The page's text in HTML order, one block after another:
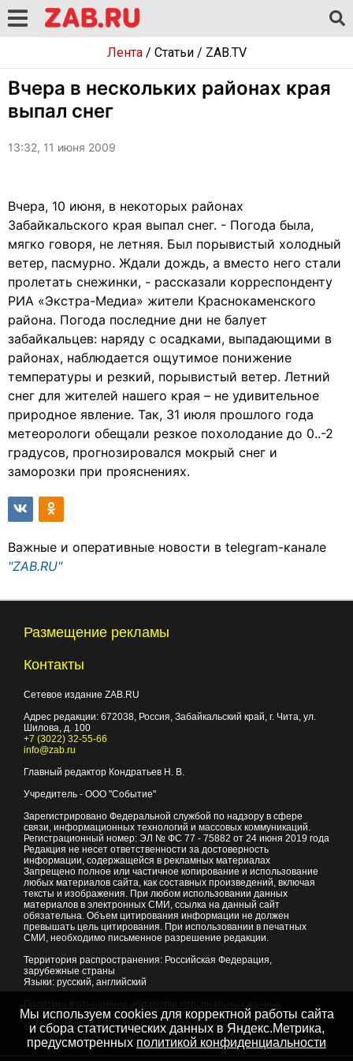
Лента/ Статьи/ ZAB.TV
Вчера в нескольких районах края
выпал снег
13:32, 11 июня 2009
Вчера, 10 июня, в некоторых районах
Забайкальского края выпал снег. - Погода была,
мягко говоря, не летняя. Был порывистый холодный
ветер, пасмурно. Ждали дождь, а вместо него стали
пролетать снежинки, - рассказали корреспонденту
РИА «Экстра-Медиа» жители Краснокаменского
района. Погода последние дни не балует
забайкальцев: наряду с осадками, выпадающими в
районах, наблюдается ощутимое понижение
температуры и резкий, порывистый ветер. Летний
снег для жителей нашего края – не удивительное
природное явление. Так, 31 июля прошлого года
метеорологи обещали резкое похолодание до 0..-2
градусов, прогнозировался мокрый снег и
заморозки при прояснениях.
Важные и оперативные новости в telegram-канале
"ZAB.RU"
Размещение рекламы
Контакты
Сетевое издание ZAB.RU
Адрес редакции: 672038, Россия, Забайкальский край, г. Чита, ул.
Шилова, д. 100
+7 (3022) 32-55-66
info@zab.ru
Главный редактор Кондратьев Н. В.
Учредитель - ООО "Событие"
Зарегистрировано Федеральной службой по надзору в сфере
связи, информационных технологий и массовых коммуникаций.
Регистрационный номер: ЭЛ № ФС 77 - 75882 от 24 июня 2019 года
Редакция не несет ответственности за достоверность
информации, содержащейся в рекламных материалах
Запрещено полное или частичное копирование и использование
любых материалов сайта, как составных произведений, включая
тексты и изображения. При любом использовании данных
материалов в электронных СМИ, ссылка на данный сайт
обязательна. Объем цитирования информации не должен
превышать цель цитирования. При использовании в печатных
СМИ, необходимо письменное разрешение редакции.
Территория распространения: Российская Федерация,
зарубежные страны
Языки: русский, английский
© 2007 - 2026Портал Читы и Забайкальского края
Мы используем cookies для корректной работы сайта
и сбора статистических данных в Яндекс.Метрика,
предусмотренных политикой конфиденциальности